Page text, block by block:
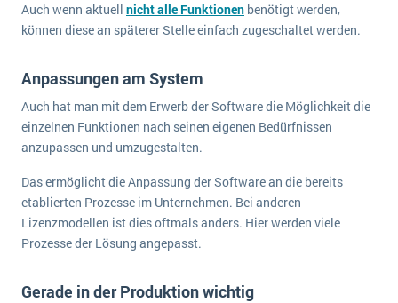
Auch wenn aktuell nicht alle Funktionen benötigt werden,
können diese an späterer Stelle einfach zugeschaltet werden.
Anpassungen am System
Auch hat man mit dem Erwerb der Software die Möglichkeit die
einzelnen Funktionen nach seinen eigenen Bedürfnissen
anzupassen und umzugestalten.
Das ermöglicht die Anpassung der Software an die bereits
etablierten Prozesse im Unternehmen. Bei anderen
Lizenzmodellen ist dies oftmals anders. Hier werden viele
Prozesse der Lösung angepasst.
Gerade in der Produktion wichtig